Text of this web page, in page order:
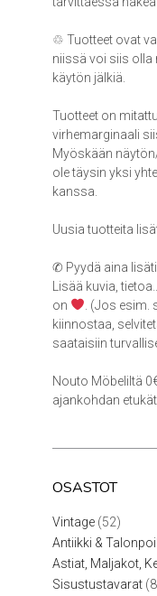
♲ Tuotteet ovat
niissä voi siis olla
käytön jälkiä.
Tuotteet on
virhemarginaali
Myöskään
ole täysin yksi
kanssa.
Uusia tuotteita
✆ Pyydä aina
Lisää kuvia,
on
. (Jos
kiinnostaa,
saataisiin
Nouto Möbeliltä
ajankohdan
OSASTOT
Vintage 5252
Antiikki &
Astiat, Maljakot,
Sisustustavarat